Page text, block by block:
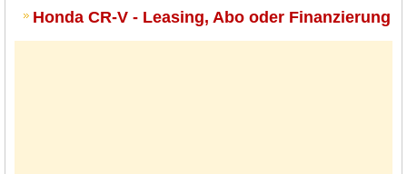
Honda CR-V - Leasing, Abo oder Finanzierung